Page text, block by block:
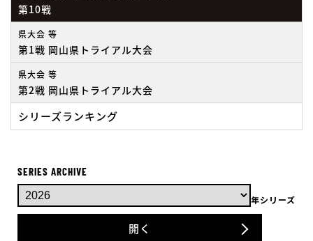
第10戦
県大会 等
第1戦 岡山県トライアル大会
県大会 等
第2戦 岡山県トライアル大会
シリーズランキング
SERIES ARCHIVE
年シリーズ
開く